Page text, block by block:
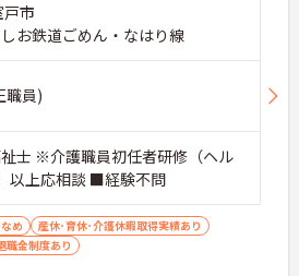
戸市
お鉄道ごめん・なはり線
職員)
士 ※介護職員初任者研修（ヘル
以上応相談 ■経験不問
め
産休･育休･介護休暇取得実績あり
職金制度あり